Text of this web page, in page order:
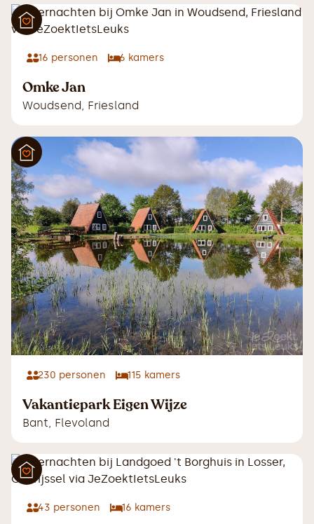
16 personen 6 kamers
Omke Jan
Woudsend, Friesland
230 personen 115 kamers
Vakantiepark Eigen Wijze
Bant, Flevoland
43 personen 16 kamers